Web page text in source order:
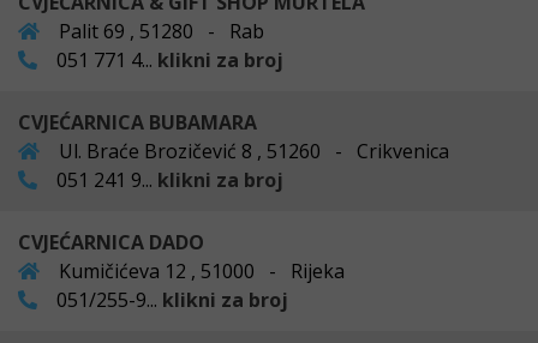
Palit 69 , 51280 - Rab
051 771 4... klikni za broj
CVJEĆARNICA BUBAMARA
Ul. Braće Brozičević 8 , 51260 - Crikvenica
051 241 9... klikni za broj
CVJEĆARNICA DADO
Kumičićeva 12 , 51000 - Rijeka
051/255-9... klikni za broj